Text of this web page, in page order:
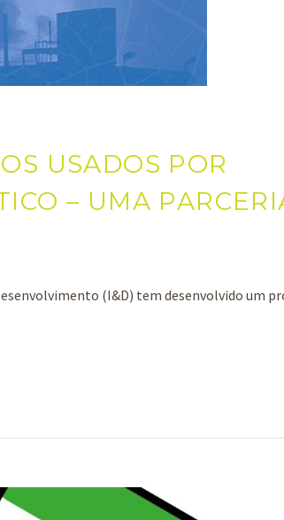
USADOS POR
– UMA
(I&D) tem desenvolvido um